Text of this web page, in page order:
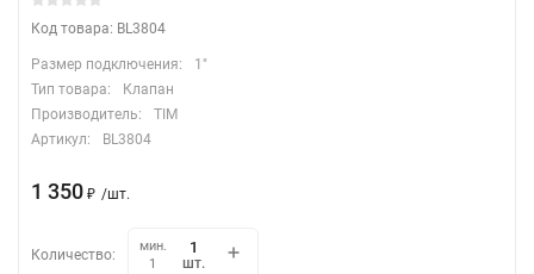
Код товара: BL3804
Размер подключения:
1"
Тип товара:
Клапан
Производитель:
TIM
Артикул:
BL3804
1 350 ₽ /шт.
Количество:
мин.
1
шт.